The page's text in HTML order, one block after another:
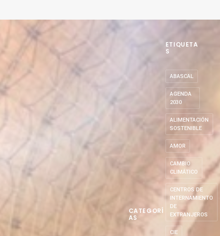
CATEGORÍ
AS
ETIQUETA
S
ABASCAL
AGENDA
2030
ALIMENTACIÓN
SOSTENIBLE
AMOR
CAMBIO
CLIMÁTICO
CENTROS DE
INTERNAMIENTO
DE
EXTRANJEROS
CIE